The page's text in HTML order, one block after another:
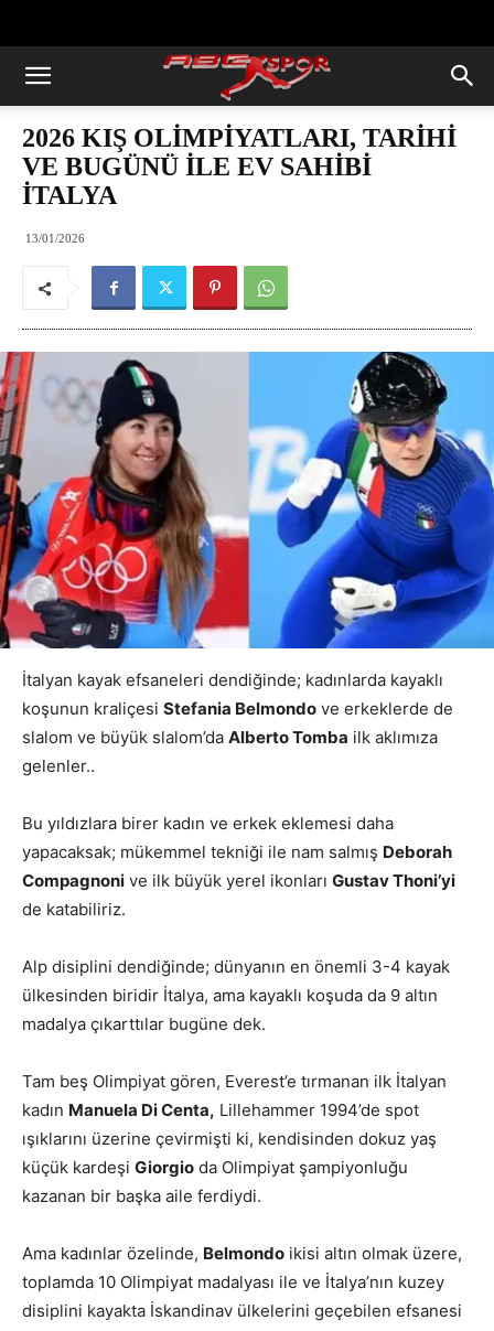
2026 KIŞ OLİMPİYATLARI, TARİHİ
VE BUGÜNÜ İLE EV SAHİBİ
İTALYA
13/01/2026
İtalyan kayak efsaneleri dendiğinde; kadınlarda kayaklı
koşunun kraliçesi Stefania Belmondo ve erkeklerde de
slalom ve büyük slalom’da Alberto Tomba ilk aklımıza
gelenler..
Bu yıldızlara birer kadın ve erkek eklemesi daha
yapacaksak; mükemmel tekniği ile nam salmış Deborah
Compagnoni ve ilk büyük yerel ikonları Gustav Thoni’yi
de katabiliriz.
Alp disiplini dendiğinde; dünyanın en önemli 3-4 kayak
ülkesinden biridir İtalya, ama kayaklı koşuda da 9 altın
madalya çıkarttılar bugüne dek.
Tam beş Olimpiyat gören, Everest’e tırmanan ilk İtalyan
kadın Manuela Di Centa, Lillehammer 1994’de spot
ışıklarını üzerine çevirmişti ki, kendisinden dokuz yaş
küçük kardeşi Giorgio da Olimpiyat şampiyonluğu
kazanan bir başka aile ferdiydi.
Ama kadınlar özelinde, Belmondo ikisi altın olmak üzere,
toplamda 10 Olimpiyat madalyası ile ve İtalya’nın kuzey
disiplini kayakta İskandinav ülkelerini geçebilen efsanesi